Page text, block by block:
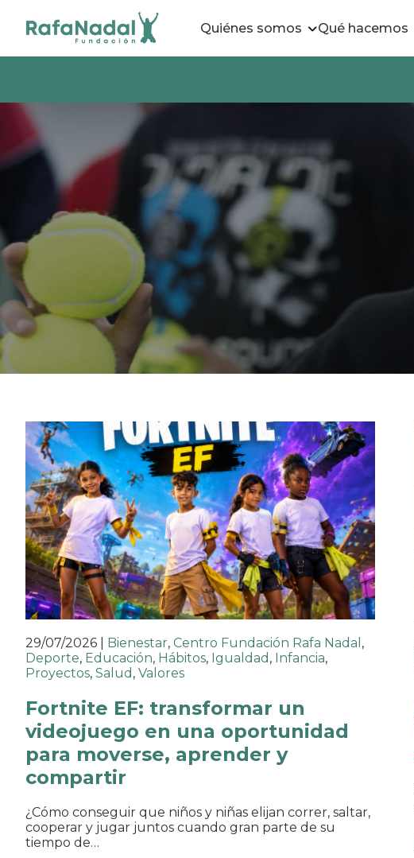
Quiénes somos Qué hacemos
29/07/2026 Bienestar, Centro Fundación Rafa Nadal ,
Deporte, Educación, Hábitos, Igualdad , Infancia,
Proyectos, Salud , Valores
Fortnite EF: transformar un
videojuego en una oportunidad
para moverse, aprender y
compartir
¿Cómo conseguir que niños y niñas elijan correr, saltar,
cooperar y jugar juntos cuando gran parte de su
tiempo de…